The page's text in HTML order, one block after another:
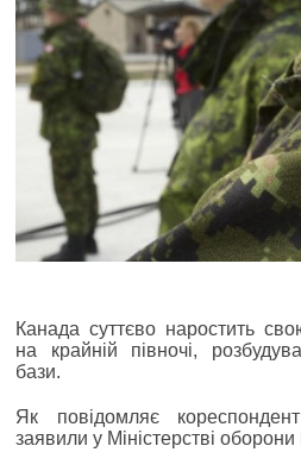
Канада суттєво наростить
на крайній півночі,
бази.
Як повідомляє
заявили у Міністерстві